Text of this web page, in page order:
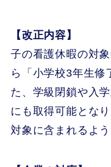
【改正内容】
子の看護休暇の対
ら「小学校3年生修
た、学級閉鎖や入
にも取得可能とな
対象に含まれるよう